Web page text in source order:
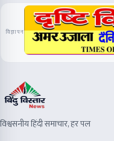
विज्ञापन
विश्वसनीय हिंदी समाचार, हर पल